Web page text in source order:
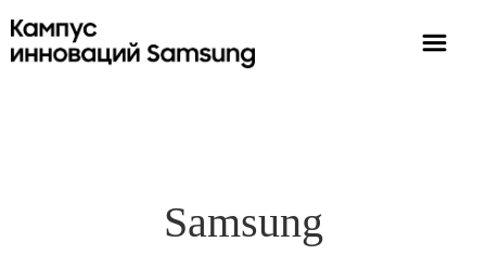
Samsung